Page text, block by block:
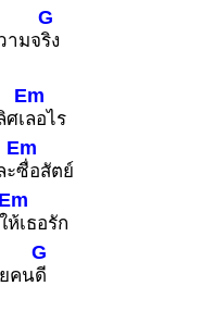
ามจ
G
ริง
เ
Em
ลอไร
ะ
Em
ซื่อสัตย์
Em
ห้เธอรัก
คน
G
ดี